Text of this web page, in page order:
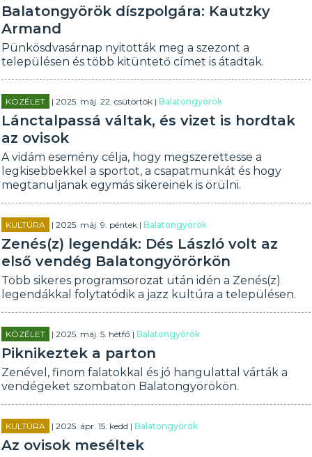
Balatongyörök díszpolgára: Kautzky
Armand
Pünkösdvasárnap nyitották meg a szezont a
településen és több kitüntető címet is átadtak.
KÖZÉLET | 2025. máj. 22. csütörtök |Balatongyörök
Lánctalpassá váltak, és vizet is hordtak
az ovisok
A vidám esemény célja, hogy megszerettesse a
legkisebbekkel a sportot, a csapatmunkát és hogy
megtanuljanak egymás sikereinek is örülni.
KULTÚRA | 2025. máj. 9. péntek |Balatongyörök
Zenés(z) legendák: Dés László volt az
első vendég Balatongyörörkön
Több sikeres programsorozat után idén a Zenés(z)
legendákkal folytatódik a jazz kultúra a településen.
KÖZÉLET | 2025. máj. 5. hétfő |Balatongyörök
Piknikeztek a parton
Zenével, finom falatokkal és jó hangulattal várták a
vendégeket szombaton Balatongyörökön.
KULTÚRA | 2025. ápr. 15. kedd |Balatongyörök
Az ovisok meséltek